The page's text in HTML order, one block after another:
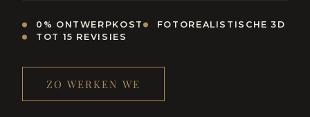
0% ONTWERPKOST
FOTOREALISTISCHE 3D
TOT 15 REVISIES
ZO WERKEN WE